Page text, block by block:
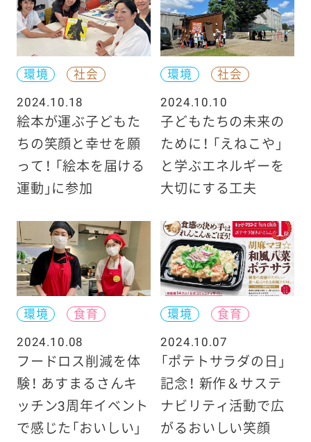
環境
社会
2024.10.18
絵本が運ぶ子どもた
ちの笑顔と幸せを願
って！ 「絵本を届ける
運動」に参加
環境
社会
2024.10.10
子どもたちの未来の
ために！ 「えねこや」
と学ぶエネルギーを
大切にする工夫
環境
食育
2024.10.08
フードロス削減を体
験！ あすまるさんキ
ッチン3周年イベント
で感じた「おいしい」
環境
食育
2024.10.07
「ポテトサラダの日」
記念！ 新作＆サステ
ナビリティ活動で広
がるおいしい笑顔